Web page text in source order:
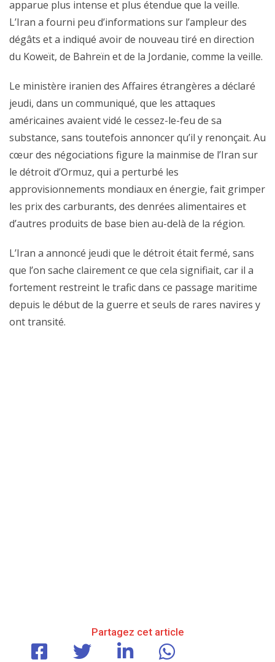
apparue plus intense et plus étendue que la veille.
L’Iran a fourni peu d’informations sur l’ampleur des
dégâts et a indiqué avoir de nouveau tiré en direction
du Koweït, de Bahreïn et de la Jordanie, comme la veille.
Le ministère iranien des Affaires étrangères a déclaré
jeudi, dans un communiqué, que les attaques
américaines avaient vidé le cessez-le-feu de sa
substance, sans toutefois annoncer qu’il y renonçait. Au
cœur des négociations figure la mainmise de l’Iran sur
le détroit d’Ormuz, qui a perturbé les
approvisionnements mondiaux en énergie, fait grimper
les prix des carburants, des denrées alimentaires et
d’autres produits de base bien au-delà de la région.
L’Iran a annoncé jeudi que le détroit était fermé, sans
que l’on sache clairement ce que cela signifiait, car il a
fortement restreint le trafic dans ce passage maritime
depuis le début de la guerre et seuls de rares navires y
ont transité.
Partagez cet article